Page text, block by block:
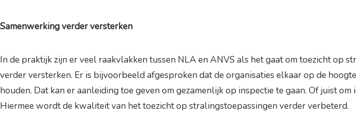
Samenwerking verder versterken
In de praktijk zijn er veel raakvlakken tussen NLA en ANVS als het gaat om toezicht
verder versterken. Er is bijvoorbeeld afgesproken dat de organisaties elkaar op de
houden. Dat kan er aanleiding toe geven om gezamenlijk op inspectie te gaan. Of juist
Hiermee wordt de kwaliteit van het toezicht op stralingstoepassingen verder verbeterd.